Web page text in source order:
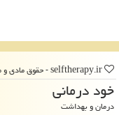
خود درمانی
درمان و بهداشت